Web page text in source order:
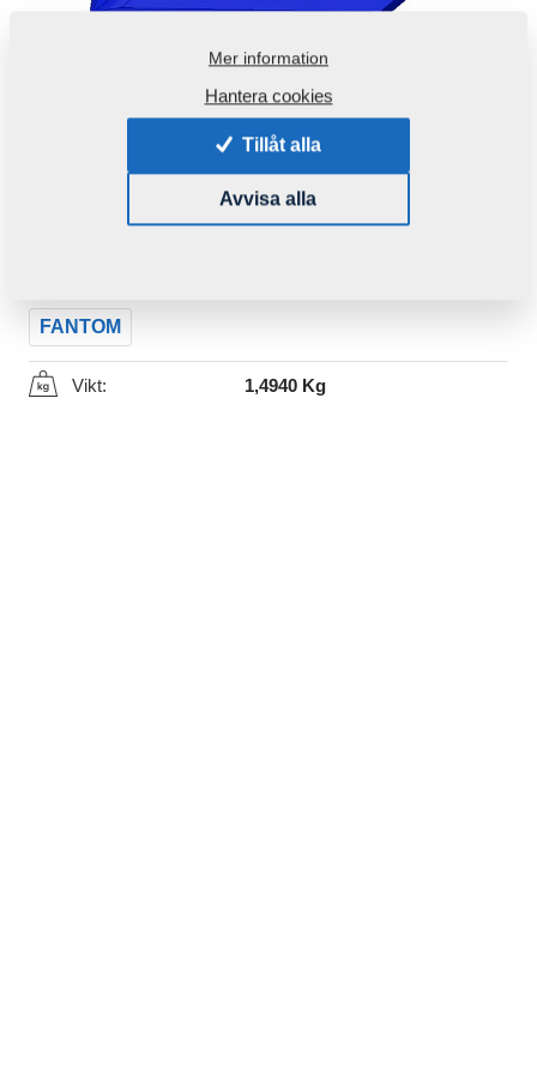
Produktkod: 4014871-1
Ursprungligt katalognummer: 4014871
FANTOM
Vikt: 1,4940 Kg
Mer information
Hantera cookies
Tillåt alla
Avvisa alla